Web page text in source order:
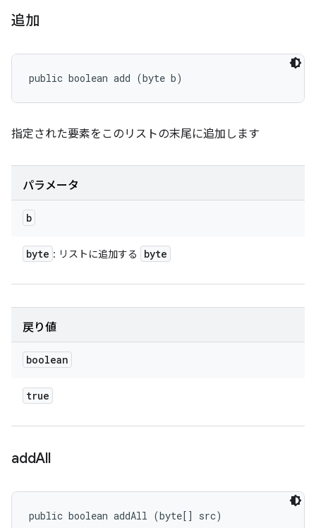
追加
public boolean add (byte b)
指定された要素をこのリストの末尾に追加します
パラメータ
b
byte : リストに追加する byte
戻り値
boolean
true
addAll
public boolean addAll (byte[] src)